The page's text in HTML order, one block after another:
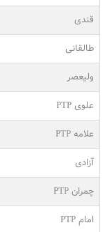
قندی
طالقانی
ولیعصر
علوی PTP
علامه PTP
آزادی
چمران PTP
امام PTP